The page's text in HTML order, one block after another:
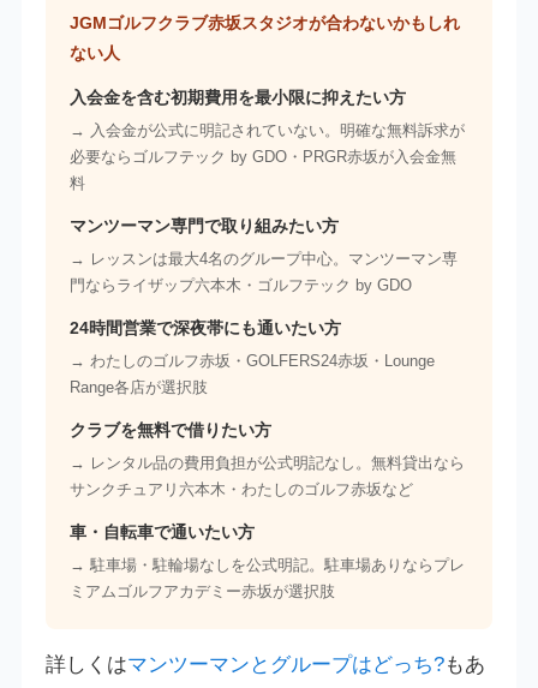
JGMゴルフクラブ赤坂スタジオが合わないかもしれ
ない人
入会金を含む初期費用を最小限に抑えたい方
→ 入会金が公式に明記されていない。明確な無料訴求が
必要ならゴルフテック by GDO・PRGR赤坂が入会金無
料
マンツーマン専門で取り組みたい方
→ レッスンは最大4名のグループ中心。マンツーマン専
門ならライザップ六本木・ゴルフテック by GDO
24時間営業で深夜帯にも通いたい方
→ わたしのゴルフ赤坂・GOLFERS24赤坂・Lounge
Range各店が選択肢
クラブを無料で借りたい方
→ レンタル品の費用負担が公式明記なし。無料貸出なら
サンクチュアリ六本木・わたしのゴルフ赤坂など
車・自転車で通いたい方
→ 駐車場・駐輪場なしを公式明記。駐車場ありならプレ
ミアムゴルフアカデミー赤坂が選択肢
詳しくはマンツーマンとグループはどっち?もあ